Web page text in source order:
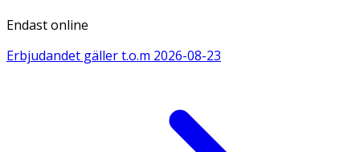
Endast online
Erbjudandet gäller t.o.m 2026-08-23